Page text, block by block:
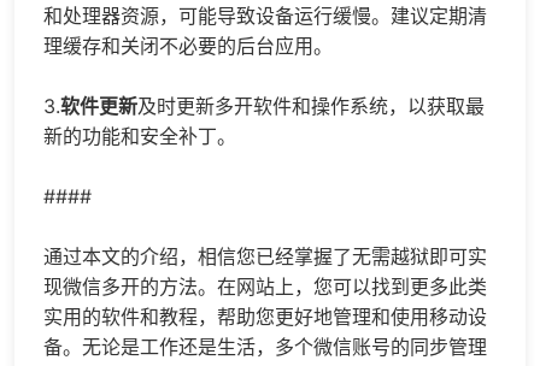
和处理器资源，可能导致设备运行缓慢。建议定期清
理缓存和关闭不必要的后台应用。
3.软件更新及时更新多开软件和操作系统，以获取最
新的功能和安全补丁。
####
通过本文的介绍，相信您已经掌握了无需越狱即可实
现微信多开的方法。在网站上，您可以找到更多此类
实用的软件和教程，帮助您更好地管理和使用移动设
备。无论是工作还是生活，多个微信账号的同步管理